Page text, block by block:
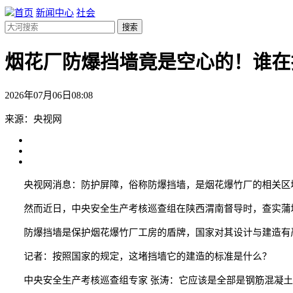
首页 新闻中心 社会
搜索
烟花厂防爆挡墙竟是空心的！谁
2026年07月06日08:08
来源：央视网
央视网消息：防护屏障，俗称防爆挡墙，是烟花爆竹厂的相关区
然而近日，中央安全生产考核巡查组在陕西渭南督导时，查实蒲
防爆挡墙是保护烟花爆竹厂工房的盾牌，国家对其设计与建造有
记者：按照国家的规定，这堵挡墙它的建造的标准是什么？
中央安全生产考核巡查组专家 张涛：它应该是全部是钢筋混凝土